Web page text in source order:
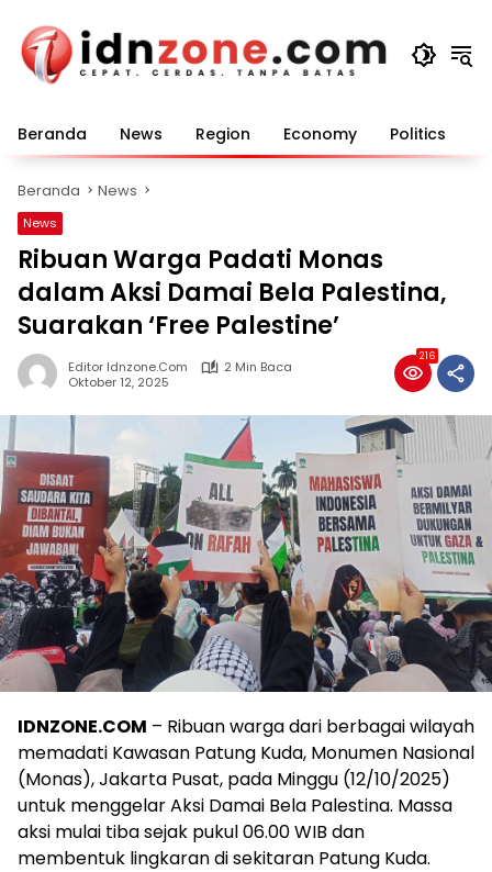
konten
Beranda News Region Economy Politics
Beranda News
News
Ribuan Warga Padati Monas
dalam Aksi Damai Bela Palestina,
Suarakan ‘Free Palestine’
Editor Idnzone.com
2 Min Baca
Oktober 12, 2025
216
IDNZONE.COM – Ribuan warga dari berbagai wilayah
memadati Kawasan Patung Kuda, Monumen Nasional
(Monas), Jakarta Pusat, pada Minggu (12/10/2025)
untuk menggelar Aksi Damai Bela Palestina. Massa
aksi mulai tiba sejak pukul 06.00 WIB dan
membentuk lingkaran di sekitaran Patung Kuda.